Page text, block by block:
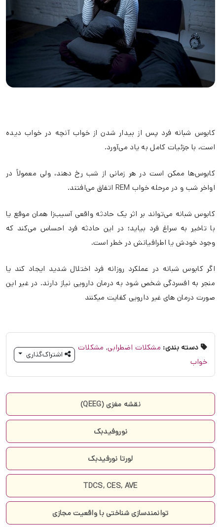
کابوس شبانه فرد پس از بیدار شدن از خواب آنچه در خواب دیده
است، با جزئیات کامل به یاد می‌آورد.
کابوس‌ها ممکن است در هر زمانی از شب رخ دهند، ولی معمولاً در
اواخر شب و در مرحله خواب REM اتفاق می‌افتند.
کابوس شبانه می‌تواند بر اثر یک حادثه واقعی آسیب‌زا همان موقع یا
با تاخیر به سراغ فرد بیاید؛ در این حادثه فرد احساس می‌کند که
وجود خودش یا اطرافیانش در خطر است.
اگر کابوس شبانه در عملکرد روزانه فرد اختلال شدید ایجاد کند یا
منجر به افسردگی شخص شود به درمان دارویی نیاز دارند. در غیر این
صورت درمان های غیر دارویی کفایت میکنند
دسته بندی: مشکلات اضطرابی, مشکلات
خواب
اشتراک‌گذاری
نقشه مغزی (QEEG)
نوروفیدبک
لورتا نورفیدبک
TDCS, CES, AVE
توانمندسازی شناختی با واقعیت مجازی